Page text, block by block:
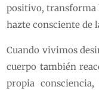
positivo, transforma
hazte consciente de
Cuando vivimos
cuerpo también
propia